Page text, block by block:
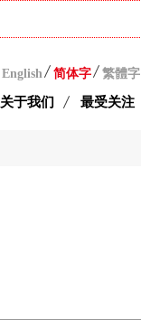
English 简体字 繁體字
关于我们 最受关注